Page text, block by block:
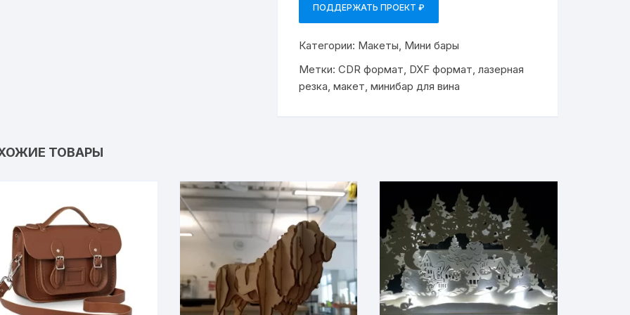
ПОДДЕРЖАТЬ ПРОЕКТ ₽
Категории: Макеты, Мини бары
Метки:CDR формат, DXF формат,лазерная
резка,макет,минибар для вина
ТОВАРЫ